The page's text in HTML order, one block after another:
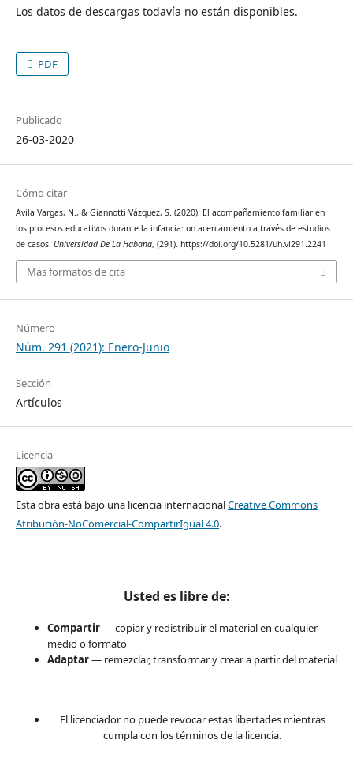
Los datos de descargas todavía no están disponibles.
PDF
Publicado
26-03-2020
Cómo citar
Avila Vargas, N., & Giannotti Vázquez, S. (2020). El acompañamiento familiar en
los procesos educativos durante la infancia: un acercamiento a través de estudios
de casos. Universidad De La Habana, (291). https://doi.org/10.5281/uh.vi291.2241
Más formatos de cita
Número
Núm. 291 (2021): Enero-Junio
Sección
Artículos
Licencia
Esta obra está bajo una licencia internacionalCreative Commons
Atribución-NoComercial-CompartirIgual 4.0.
Usted es libre de:
Compartir— copiar y redistribuir el material en cualquier
medio o formato
Adaptar— remezclar, transformar y crear a partir del material
El licenciador no puede revocar estas libertades mientras
cumpla con los términos de la licencia.